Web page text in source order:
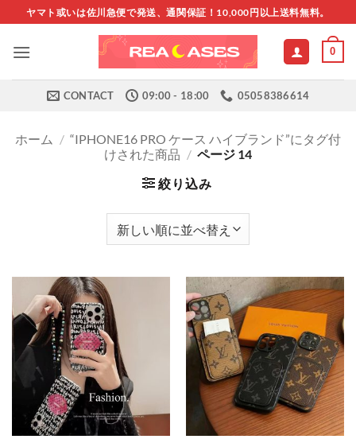
to
content
ヤマト或いは佐川急便で発送、通関保証！10,000円以上送料無料。
0
CONTACT 09:00 - 18:00 05058386614
ホーム / “IPHONE16 PRO ケース ハイブランド”にタグ付
けされた商品 / ページ 14
絞り込み